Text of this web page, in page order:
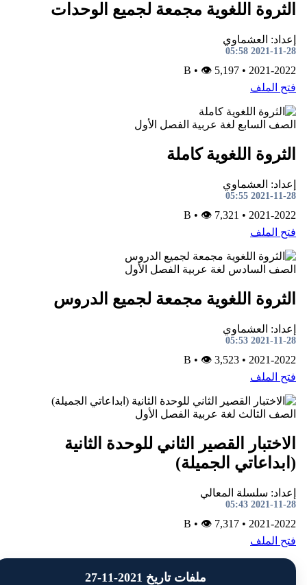
الثروة اللغوية مجمعة لجميع الوحدات
إعداد: العشماوي
2021-11-28 05:58
2021-2022
•
B
•👁 5,197
فتح الملف
الصف السابع لغة عربية الفصل الأول
الثروة اللغوية كاملة
إعداد: العشماوي
2021-11-28 05:55
2021-2022
•
B
•👁 7,321
فتح الملف
الصف السادس لغة عربية الفصل الأول
الثروة اللغوية مجمعة لجميع الدروس
إعداد: العشماوي
2021-11-28 05:53
2021-2022
•
B
•👁 3,523
فتح الملف
الصف الثالث لغة عربية الفصل الأول
الاختبار القصير الثاني للوحدة الثانية
(ابداعاتي الجميلة)
إعداد: سلسلة المعالي
2021-11-28 05:43
2021-2022
•
B
•👁 7,317
فتح الملف
ملفات تاريخ 2021-11-27